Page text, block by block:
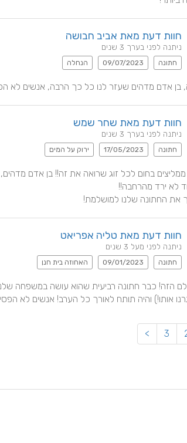
חוות דעת מאת אביב חבושה
ניתנה לפני בערך 3 שנים
חתונה 09/07/2023 הנחלה
אדם מדהים שעזר לנו כל כך הרבה, אנשים לא
חוות דעת מאת שחר שמש
ניתנה לפני בערך 3 שנים
חתונה 17/05/2023 ירוק על המים
את החתונה שלנו למושלמת!
חוות דעת מאת טליה אפריאט
ניתנה לפני מעל 3 שנים
חתונה 09/01/2023 האחוזה בית חנן
אותו!) והיה תותח לאורך כל הערב! אנשים לא
3
>